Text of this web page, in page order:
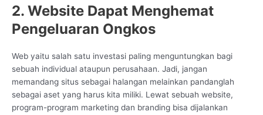
2. Website Dapat Menghemat
Pengeluaran Ongkos
Web yaitu salah satu investasi paling menguntungkan bagi
sebuah individual ataupun perusahaan. Jadi, jangan
memandang situs sebagai halangan melainkan pandanglah
sebagai aset yang harus kita miliki. Lewat sebuah website,
program-program marketing dan branding bisa dijalankan